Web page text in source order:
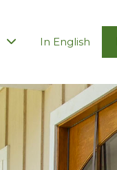
In English